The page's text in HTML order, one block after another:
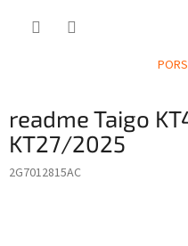
readme Taigo
KT27/2025
2G7012815AC